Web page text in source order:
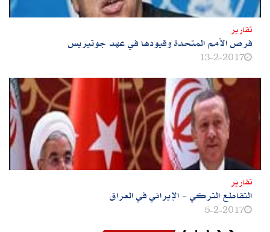
تقارير
فرص الأمم المتحدة وقيودها في عهد جوتيريس
13-2-2017
تقارير
التقاطع التركي‮ - ‬الإيراني في العراق
5-2-2017